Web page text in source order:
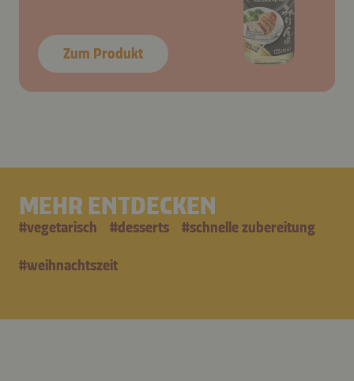
Zum Produkt
MEHR ENTDECKEN
#vegetarisch #desserts #schnelle zubereitung
#weihnachtszeit